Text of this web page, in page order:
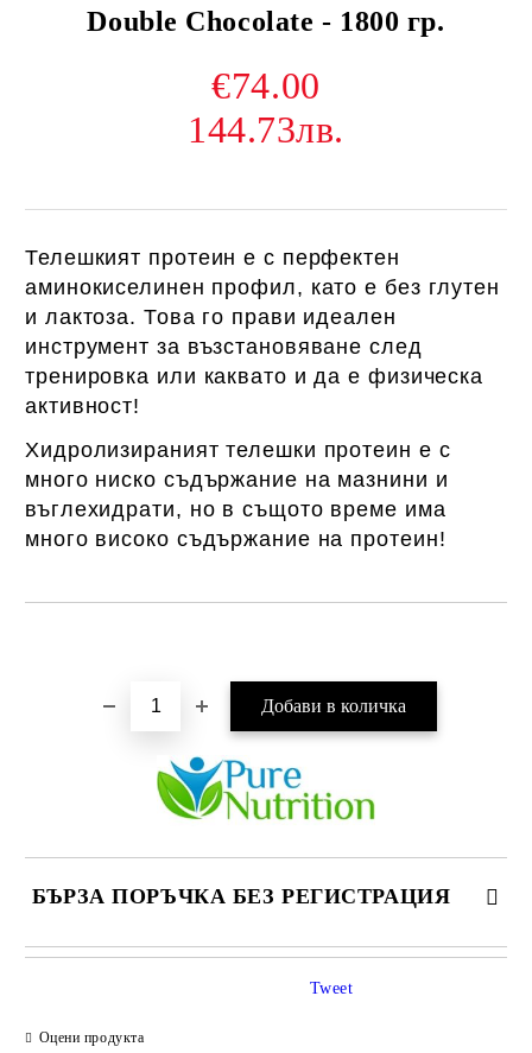
Double Chocolate - 1800 гр.
€74.00
144.73лв.
Телешкият протеин е с перфектен
аминокиселинен профил, като е без глутен
и лактоза. Това го прави идеален
инструмент за възстановяване след
тренировка или каквато и да е физическа
активност!
Хидролизираният телешки протеин е с
много ниско съдържание на мазнини и
въглехидрати, но в същото време има
много високо съдържание на протеин!
БЪРЗА ПОРЪЧКА БЕЗ РЕГИСТРАЦИЯ
САМО ПОПЪЛНЕТЕ 1 ПОЛЕ
Ние ще се свържем с вас в рамките на работния ден.
Оцени продукта
Tweet